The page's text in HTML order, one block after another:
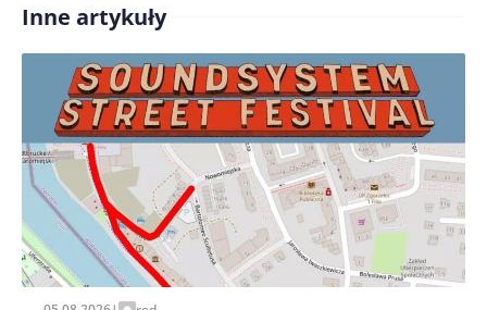
Treść komentarza*
Zapamiętaj moje dane w tej przeglądarce podczas
pisania kolejnych komentarzy.
Inne artykuły